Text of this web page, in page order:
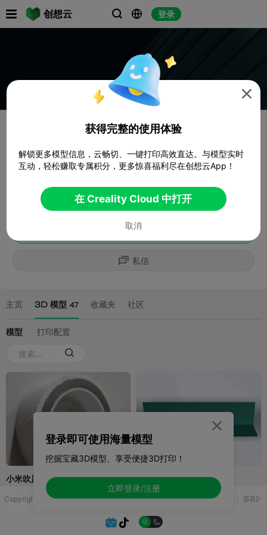
创想云   登录
Copyright © 2025 无锡控博科技有限公司 版权所有增值电信业务许可证： 苏B2-
 
登录即可使用海量模型
挖掘宝藏3D模型、享受便捷3D打印！
立即登录/注册


获得完整的使用体验
解锁更多模型信息，云畅切、一键打印高效直达。与模型实时
互动，轻松赚取专属积分，更多惊喜福利尽在创想云App！
在 Creality Cloud 中打开
取消